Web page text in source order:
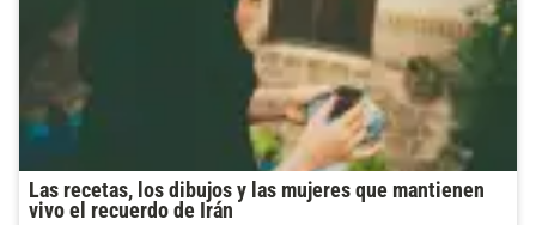
Las recetas, los dibujos y las mujeres que mantienen
vivo el recuerdo de Irán